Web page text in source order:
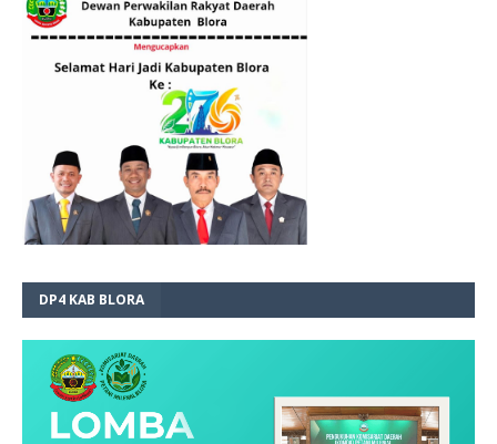
DP4 KAB BLORA